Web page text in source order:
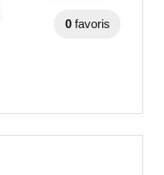
0 favoris